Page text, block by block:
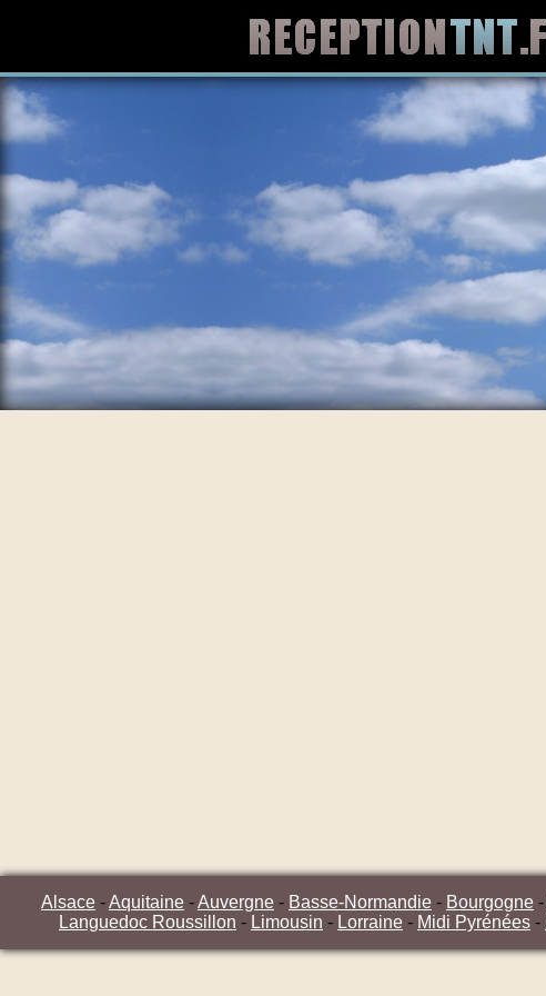
Alsace -Aquitaine -Auvergne - Basse-Normandie - Bourgogne -
Languedoc Roussillon - Limousin - Lorraine - Midi Pyrénées -